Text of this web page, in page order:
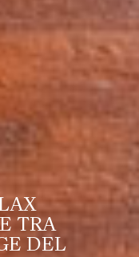
TRA
DEL